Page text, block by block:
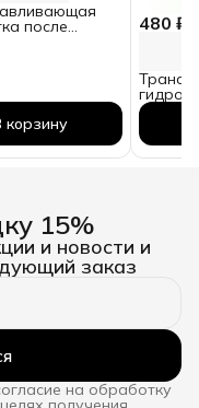
после
корзину
480 ₽
маска
15%
и новости и
заказ
на обработку